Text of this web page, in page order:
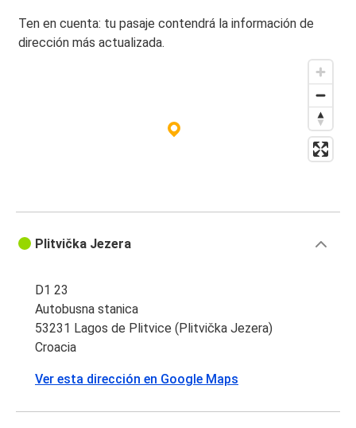
Ten en cuenta: tu pasaje contendrá la información de
dirección más actualizada.
Plitvička Jezera
D1 23
Autobusna stanica
53231 Lagos de Plitvice (Plitvička Jezera)
Croacia
Ver esta dirección en Google Maps